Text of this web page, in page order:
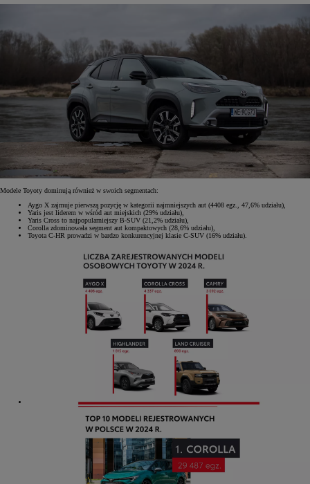
Modele Toyoty dominują również w swoich segmentach:
Aygo X zajmuje pierwszą pozycję w kategorii najmniejszych aut (4408 egz., 47,6% udziału),
Yaris jest liderem w wśród aut miejskich (29% udziału),
Yaris Cross to najpopularniejszy B-SUV (21,2% udziału),
Corolla zdominowała segment aut kompaktowych (28,6% udziału),
Toyota C-HR prowadzi w bardzo konkurencyjnej klasie C-SUV (16% udziału).